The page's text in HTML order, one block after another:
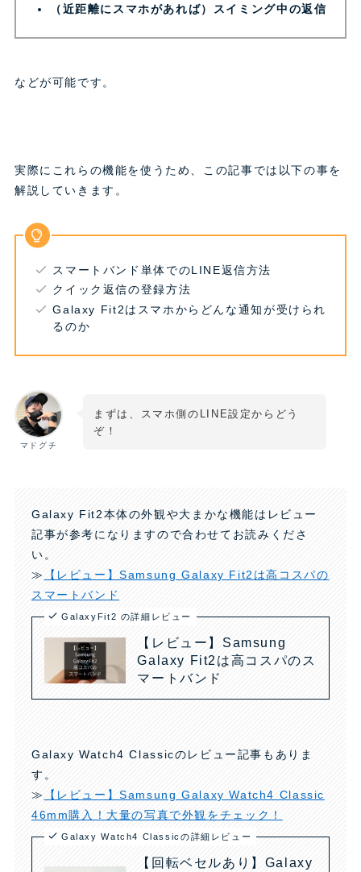
（近距離にスマホがあれば）スイミング中の返信
などが可能です。
実際にこれらの機能を使うため、この記事では以下の事を
解説していきます。
スマートバンド単体でのLINE返信方法
クイック返信の登録方法
Galaxy Fit2はスマホからどんな通知が受けられ
るのか
マドグチ
まずは、スマホ側のLINE設定からどう
ぞ！
Galaxy Fit2本体の外観や大まかな機能はレビュー
記事が参考になりますので合わせてお読みくださ
い。
≫
【レビュー】Samsung Galaxy Fit2は高コスパの
スマートバンド
GalaxyFit2 の詳細レビュー
【レビュー】Samsung
Galaxy Fit2は高コスパのス
マートバンド
Galaxy Watch4 Classicのレビュー記事もありま
す。
≫
【レビュー】Samsung Galaxy Watch4 Classic
46mm購入！大量の写真で外観をチェック！
Galaxy Watch4 Classicの詳細レビュー
【回転ベセルあり】Galaxy